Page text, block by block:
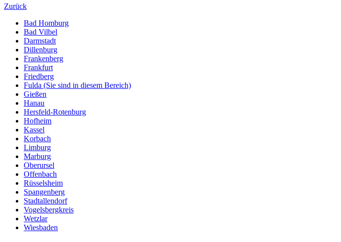
Zurück
Bad Homburg
Bad Vilbel
Darmstadt
Dillenburg
Frankenberg
Frankfurt
Friedberg
Fulda (Sie sind in diesem Bereich)
Gießen
Hanau
Hersfeld-Rotenburg
Hofheim
Kassel
Korbach
Limburg
Marburg
Oberursel
Offenbach
Rüsselsheim
Spangenberg
Stadtallendorf
Vogelsbergkreis
Wetzlar
Wiesbaden